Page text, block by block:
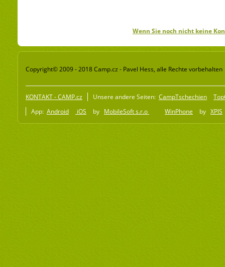
Wenn Sie noch nicht keine
Copyright© 2009 - 2018 Camp.cz - Pavel Hess, alle Rechte vorbehalten
KONTAKT - CAMP.cz Unsere andere Seiten: CampTschechien
App: Android iOS by MobileSoft s.r.o WinPhone by XPIS